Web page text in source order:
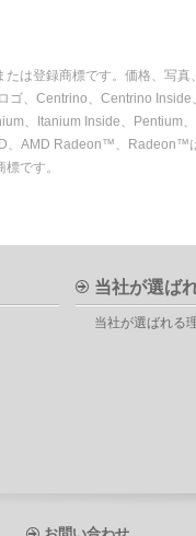
は登録商標です。価格、写
ゴ、Centrino、Centrino
、Itanium Inside、Pentium
、AMD Radeon™、Radeon™
です。
当社が選ば
当社が選ばれる